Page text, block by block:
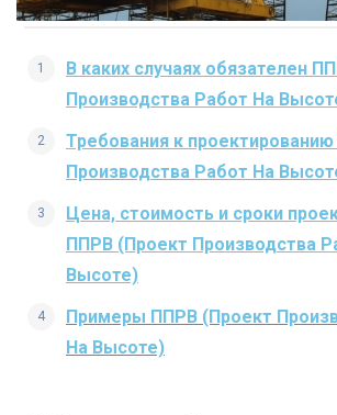
В каких случаях обязателен
Производства Работ На
Требования к
Производства Работ На
Цена, стоимость и сроки
ППРВ (Проект Производства
Высоте)
Примеры ППРВ (Проект
На Высоте)